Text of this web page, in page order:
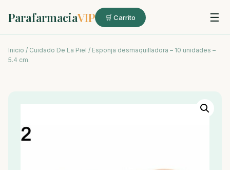
ParafarmaciaVIP 🛒 Carrito ☰
Inicio / Cuidado De La Piel / Esponja desmaquilladora – 10 unidades –
5.4 cm.